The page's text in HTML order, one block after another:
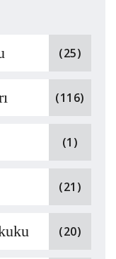
(25)
(116)
(1)
(21)
(20)